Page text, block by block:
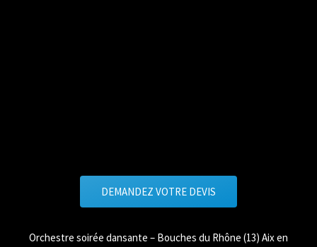
DEMANDEZ VOTRE DEVIS
Orchestre soirée dansante – Bouches du Rhône (13) Aix en